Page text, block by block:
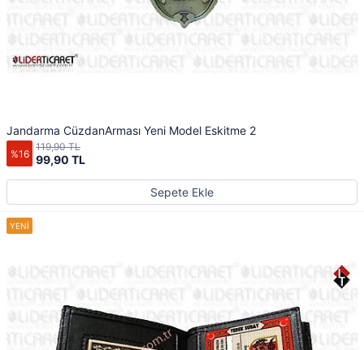
Jandarma CüzdanArması Yeni Model Eskitme 2
%16 99,90 TL
119,90 TL
Sepete Ekle